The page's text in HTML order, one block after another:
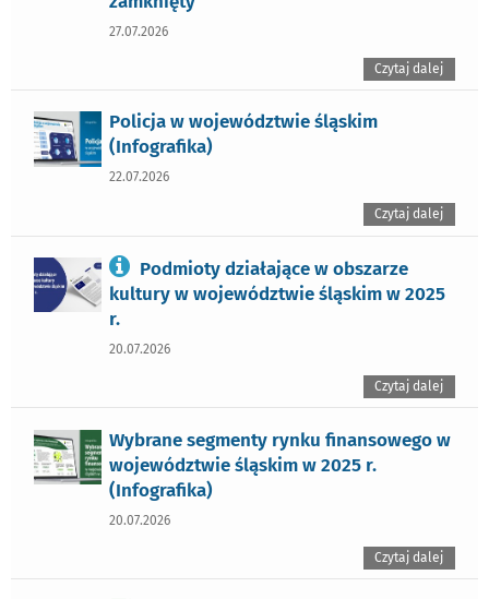
27.07.2026
Czytaj dalej
Policja w województwie śląskim
(Infografika)
22.07.2026
Czytaj dalej
Podmioty działające w obszarze
kultury w województwie śląskim w 2025
r.
20.07.2026
Czytaj dalej
Wybrane segmenty rynku finansowego w
województwie śląskim w 2025 r.
(Infografika)
20.07.2026
Czytaj dalej